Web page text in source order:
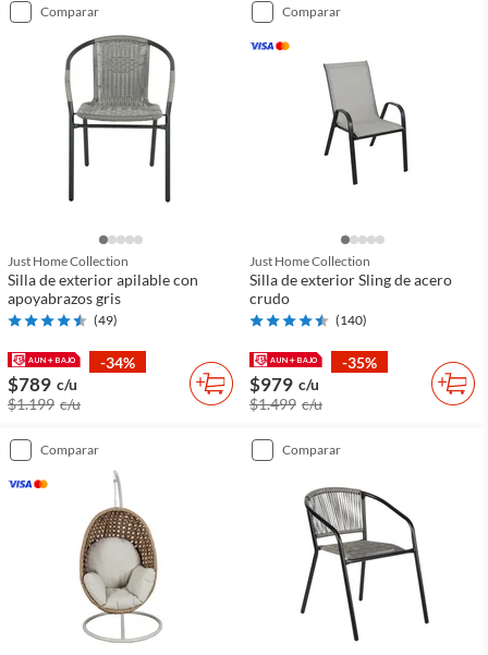
comparar
Just Home Collection
Silla de exterior apilable con
apoyabrazos gris
(49)
-34%
$789 c/u
$1.199 c/u
comparar
Just Home Collection
Silla de exterior Sling de acero
crudo
(140)
-35%
$979 c/u
$1.499 c/u
comparar comparar